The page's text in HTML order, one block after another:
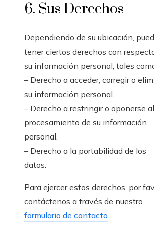
6. Sus Derechos
Dependiendo de su ubicación,
tener ciertos derechos con
su información personal, tales
– Derecho a acceder, corregir o
su información personal.
– Derecho a restringir o oponerse al
procesamiento de su información
personal.
– Derecho a la portabilidad de los
datos.
Para ejercer estos derechos, por
contáctenos a través de nuestro
formulario de contacto.